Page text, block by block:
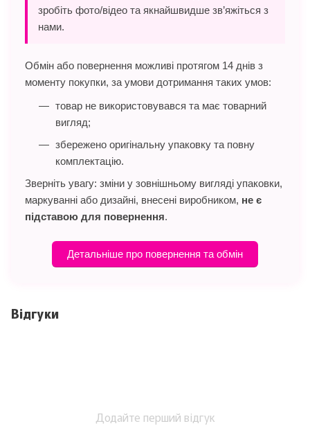
зробіть фото/відео та якнайшвидше зв’яжіться з
нами.
Обмін або повернення можливі протягом 14 днів з
моменту покупки, за умови дотримання таких умов:
товар не використовувався та має товарний
вигляд;
збережено оригінальну упаковку та повну
комплектацію.
Зверніть увагу: зміни у зовнішньому вигляді упаковки,
маркуванні або дизайні, внесені виробником, не є
підставою для повернення.
Детальніше про повернення та обмін
Відгуки
Додайте перший відгук